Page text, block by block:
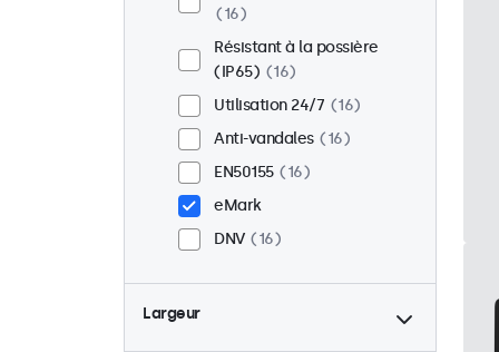
16
Résistant à la possière
(IP65)
16
Utilisation 24/7
16
Anti-vandales
16
EN50155
16
eMark
DNV
16
Largeur